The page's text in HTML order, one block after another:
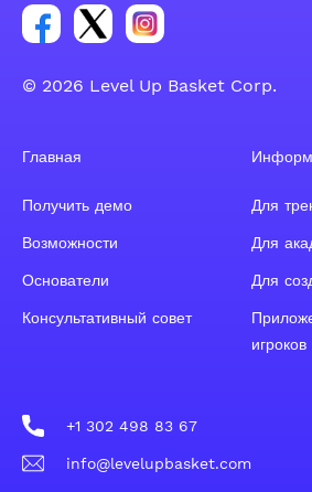
Ссылка на группу Facebook
Ссылка на группу Tweeter
Ссылка на группу
© 2026 Level Up Basket Corp.
Главная
Получить демо
Возможности
Основатели
Консультативный совет
Для
Для
Для
игроков
+1 302 498 83 67
info@levelupbasket.com